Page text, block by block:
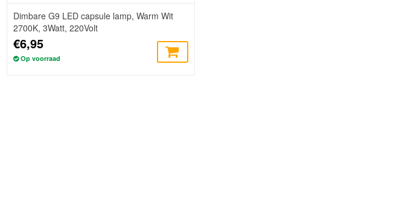
Dimbare G9 LED capsule lamp, Warm Wit
2700K, 3Watt, 220Volt
€6,95
Op voorraad